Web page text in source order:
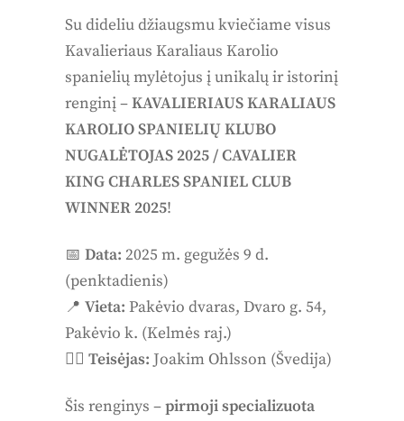
Su dideliu džiaugsmu kviečiame visus
Kavalieriaus Karaliaus Karolio
spanielių mylėtojus į unikalų ir istorinį
renginį –KAVALIERIAUS KARALIAUS
KAROLIO SPANIELIŲ KLUBO
NUGALĖTOJAS 2025 / CAVALIER
KING CHARLES SPANIEL CLUB
WINNER 2025!
📅Data: 2025 m. gegužės 9 d.
(penktadienis)
📍Vieta: Pakėvio dvaras, Dvaro g. 54,
Pakėvio k. (Kelmės raj.)
👨‍⚖️Teisėjas: Joakim Ohlsson (Švedija)
Šis renginys –pirmoji specializuota